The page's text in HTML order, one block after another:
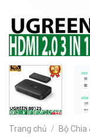
Trang chủ / Bộ Chia